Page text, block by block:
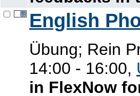
English
Übung; Rein
14:00 - 16:00,
in FlexNow